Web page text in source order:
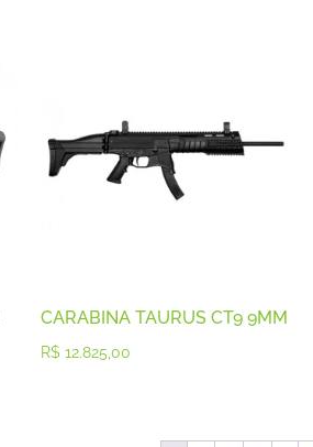
CARABINA TAURUS CT9 9MM
R$ 12.825,00